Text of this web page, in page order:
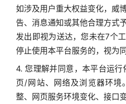
如涉及用户重大权益变化，威
告、消息通知或其他合理方式
发出即视为送达，您未在7个
停止使用本平台服务的，视为
4. 您理解并同意，本平台运
页/网站、网络及浏览器环境
整、网页服务环境变化、接口